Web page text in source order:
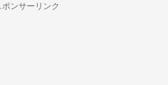
ンサーリンク